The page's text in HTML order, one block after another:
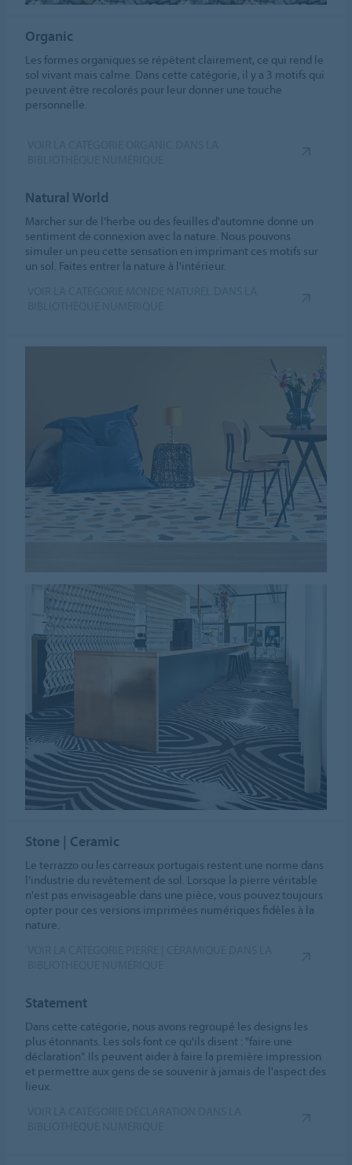
Organic
Les formes organiques se répètent clairement, ce qui rend le
sol vivant mais calme. Dans cette catégorie, il y a 3 motifs qui
peuvent être recolorés pour leur donner une touche
personnelle.
Natural World
Marcher sur de l'herbe ou des feuilles d'automne donne un
sentiment de connexion avec la nature. Nous pouvons
simuler un peu cette sensation en imprimant ces motifs sur
un sol. Faites entrer la nature à l'intérieur.
Stone | Ceramic
Le terrazzo ou les carreaux portugais restent une norme dans
l'industrie du revêtement de sol. Lorsque la pierre véritable
n'est pas envisageable dans une pièce, vous pouvez toujours
opter pour ces versions imprimées numériques fidèles à la
nature.
Statement
Dans cette catégorie, nous avons regroupé les designs les
plus étonnants. Les sols font ce qu'ils disent : "faire une
déclaration". Ils peuvent aider à faire la première impression
et permettre aux gens de se souvenir à jamais de l'aspect des
lieux.